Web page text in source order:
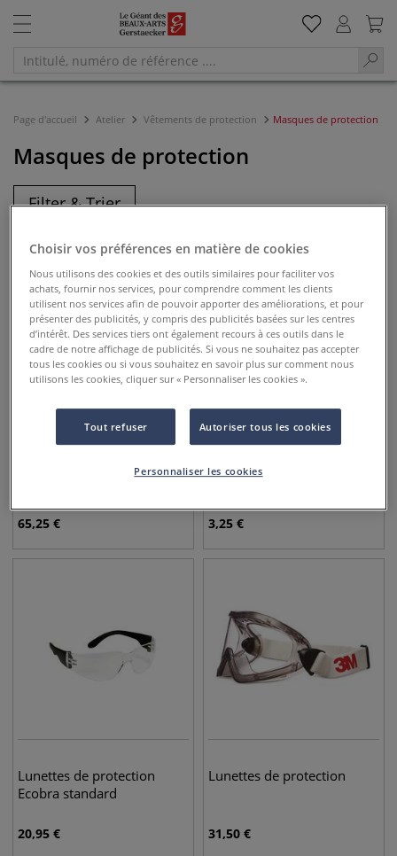
Page d'accueil Atelier Vêtements de protection Masques de protection
Masques de protection
Filter & Trier
Set Molotow, gants et
65,25 €
Masque de protection
3,25 €
Lunettes de protection
Ecobra standard
20,95 €
Lunettes de protection
31,50 €
Choisir vos préférences en matière de cookies
Nous utilisons des cookies et des outils similaires pour faciliter vos
achats, fournir nos services, pour comprendre comment les clients
utilisent nos services afin de pouvoir apporter des améliorations, et pour
présenter des publicités, y compris des publicités basées sur les centres
d’intérêt. Des services tiers ont également recours à ces outils dans le
cadre de notre affichage de publicités. Si vous ne souhaitez pas accepter
tous les cookies ou si vous souhaitez en savoir plus sur comment nous
utilisons les cookies, cliquer sur « Personnaliser les cookies ».
Tout refuser Autoriser tous les cookies
Personnaliser les cookies